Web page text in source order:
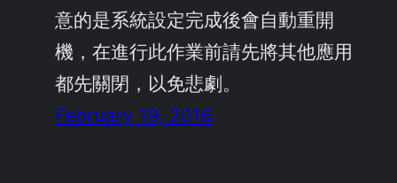
意的是系統設定完成後會自動重開
機，在進行此作業前請先將其他應用
都先關閉，以免悲劇。
February 19, 2016